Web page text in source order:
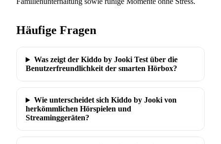
Häufige Fragen
Was zeigt der Kiddo by Jooki Test über die
Benutzerfreundlichkeit der smarten Hörbox?
Wie unterscheidet sich Kiddo by Jooki von
herkömmlichen Hörspielen und
Streaminggeräten?